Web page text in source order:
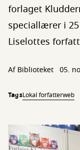
forlaget
speciallærer i
Liselottes
Af Biblioteket 05.
TagsLokal forfatterweb